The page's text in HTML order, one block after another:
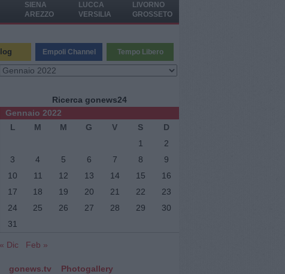
SIENA
AREZZO
LUCCA
VERSILIA
LIVORNO
GROSSETO
Empoli Channel Tempo Libero
Archivi
Ricerca gonews24
Gennaio 2022
L
M M G V S
D
1
2
3
4 5 6 7 8
9
10
11 12 13 14 15
16
17
18 19 20 21 22
23
24
25 26 27 28 29
30
31
« Dic Feb »
gonews.tv Photogallery